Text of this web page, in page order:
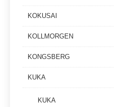
KOKUSAI
KOLLMORGEN
KONGSBERG
KUKA
KUKA